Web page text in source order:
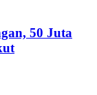
50 Juta